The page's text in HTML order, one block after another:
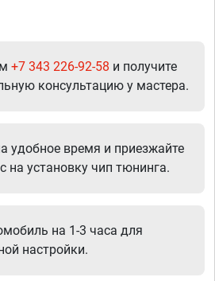
+7 343 226-92-58 и получите
консультацию у мастера.
удобное время и приезжайте
на установку чип тюнинга.
на 1-3 часа для
настройки.